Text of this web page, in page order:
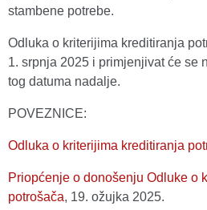
stambene potrebe.
Odluka o kriterijima kreditiranja
1. srpnja 2025 i primjenjivat će se
tog datuma nadalje.
POVEZNICE:
Odluka o kriterijima kreditiranja
Priopćenje o donošenju Odluke o
potrošača, 19. ožujka 2025.